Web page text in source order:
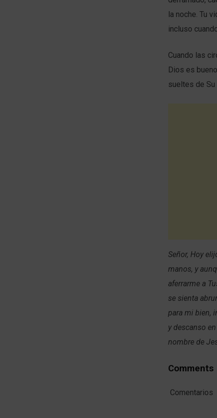
la noche. Tu
incluso
Cuando las
Dios es
sueltes de Su
Señor, Hoy
manos, y
aferrarme a
se sienta
para mi bien,
y descanso
nombre de
Comments
Comentarios